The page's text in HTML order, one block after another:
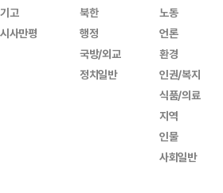
기고
시사만평
북한
행정
국방/외교
정치일반
노동
언론
환경
인권/복지
식품/의료
지역
인물
사회일반